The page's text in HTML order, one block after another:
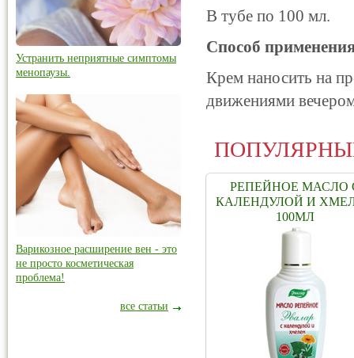
В тубе по 100 мл.
Способ
Крем наносить на
движениями
РЕПЕЙНОЕ МАСЛО
КАЛЕНДУЛОЙ И
100МЛ
Устранить неприятные симптомы
менопаузы.
Варикозное расширение вен - это
не просто косметическая
проблема!
все статьи